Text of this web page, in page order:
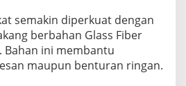
semakin diperkuat dengan
berbahan Glass Fiber
Bahan ini membantu
maupun benturan ringan.